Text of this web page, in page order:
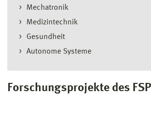
Mechatronik
Medizintechnik
Gesundheit
Autonome Systeme
Forschungsprojekte des